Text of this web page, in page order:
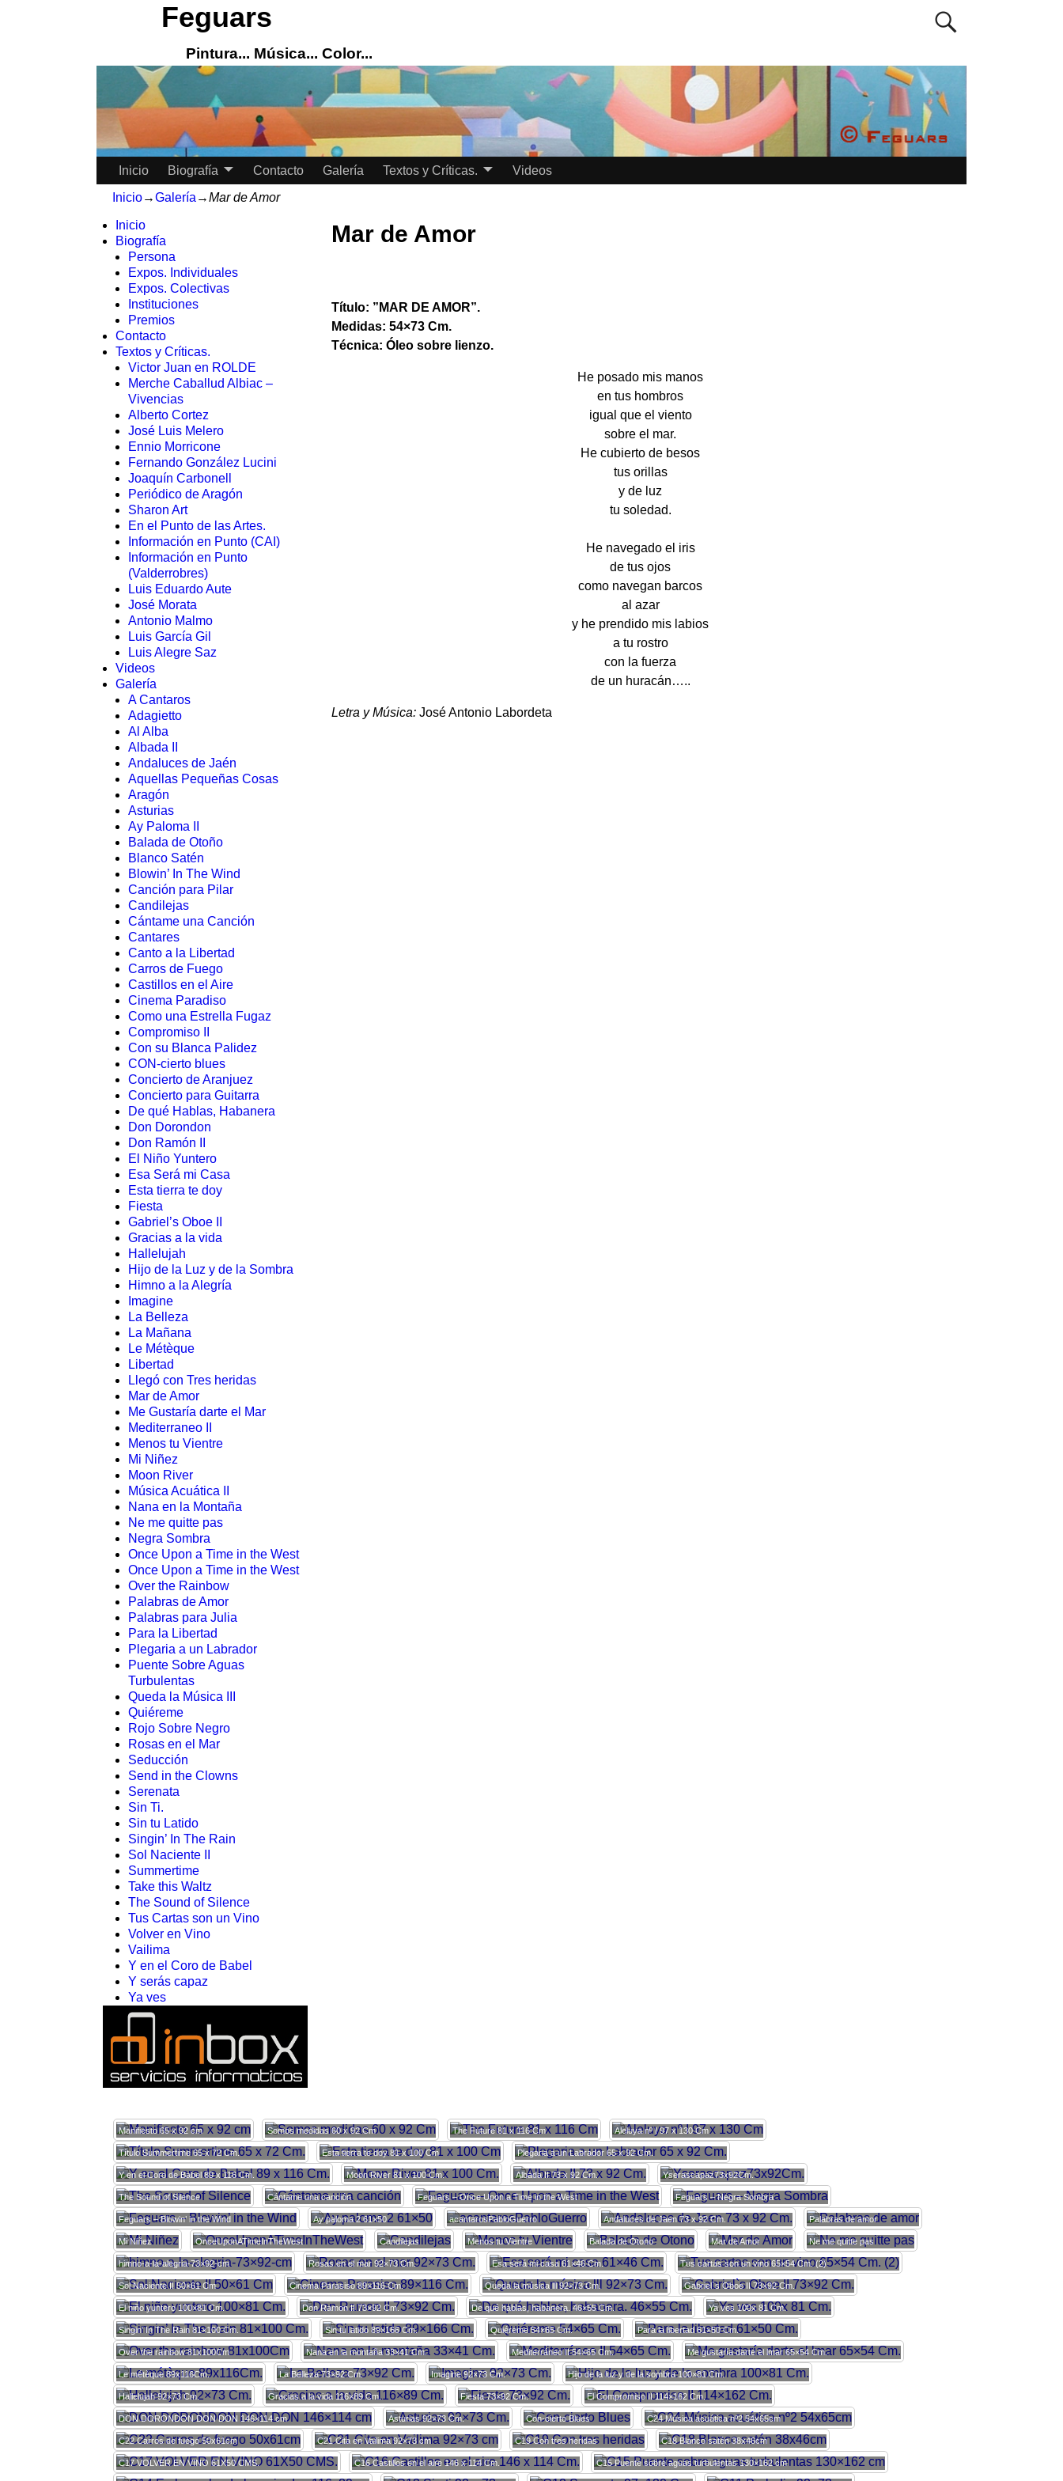
Feguars
Pintura... Música... Color...
Inicio Biografía Contacto Galería Textos y Críticas. Videos
Inicio→Galería →Mar de Amor
Mar de Amor
Título: ”MAR DE AMOR”.
Medidas: 54×73 Cm.
Técnica: Óleo sobre lienzo.
He posado mis manos
en tus hombros
igual que el viento
sobre el mar.
He cubierto de besos
tus orillas
y de luz
tu soledad.
He navegado el iris
de tus ojos
como navegan barcos
al azar
y he prendido mis labios
a tu rostro
con la fuerza
de un huracán…..
Letra y Música: José Antonio Labordeta
Inicio
Biografía
Persona
Expos. Individuales
Expos. Colectivas
Instituciones
Premios
Contacto
Textos y Críticas.
Victor Juan en ROLDE
Merche Caballud Albiac –
Vivencias
Alberto Cortez
José Luis Melero
Ennio Morricone
Fernando González Lucini
Joaquín Carbonell
Periódico de Aragón
Sharon Art
En el Punto de las Artes.
Información en Punto (CAI)
Información en Punto
(Valderrobres)
Luis Eduardo Aute
José Morata
Antonio Malmo
Luis García Gil
Luis Alegre Saz
Videos
Galería
A Cantaros
Adagietto
Al Alba
Albada II
Andaluces de Jaén
Aquellas Pequeñas Cosas
Aragón
Asturias
Ay Paloma II
Balada de Otoño
Blanco Satén
Blowin’ In The Wind
Canción para Pilar
Candilejas
Cántame una Canción
Cantares
Canto a la Libertad
Carros de Fuego
Castillos en el Aire
Cinema Paradiso
Como una Estrella Fugaz
Compromiso II
Con su Blanca Palidez
CON-cierto blues
Concierto de Aranjuez
Concierto para Guitarra
De qué Hablas, Habanera
Don Dorondon
Don Ramón II
El Niño Yuntero
Esa Será mi Casa
Esta tierra te doy
Fiesta
Gabriel’s Oboe II
Gracias a la vida
Hallelujah
Hijo de la Luz y de la Sombra
Himno a la Alegría
Imagine
La Belleza
La Mañana
Le Métèque
Libertad
Llegó con Tres heridas
Mar de Amor
Me Gustaría darte el Mar
Mediterraneo II
Menos tu Vientre
Mi Niñez
Moon River
Música Acuática II
Nana en la Montaña
Ne me quitte pas
Negra Sombra
Once Upon a Time in the West
Once Upon a Time in the West
Over the Rainbow
Palabras de Amor
Palabras para Julia
Para la Libertad
Plegaria a un Labrador
Puente Sobre Aguas
Turbulentas
Queda la Música III
Quiéreme
Rojo Sobre Negro
Rosas en el Mar
Seducción
Send in the Clowns
Serenata
Sin Ti.
Sin tu Latido
Singin’ In The Rain
Sol Naciente II
Summertime
Take this Waltz
The Sound of Silence
Tus Cartas son un Vino
Volver en Vino
Vailima
Y en el Coro de Babel
Y serás capaz
Ya ves
Manifiesto 65 x 92 cm Somos medidas 60 x 92 Cm The Future 81 x 116 Cm Aleluya nº I 97 x 130 Cm
Título Summertime 65 x 72 Cm. Esta tierra te doy 81 x 100 Cm Plegaria a un Labrador 65 x 92 Cm.
Y en el Coro de Babel 89 x 116 Cm. Moon River 81 x 100 Cm. Albada II 73 x 92 Cm. Yserascapaz73x92Cm.
The Sound of Silence Cántame una canción Feguars – Once Upon a Time in the West Feguars – Negra Sombra
Feguars – Blowin’ in the Wind Ay paloma 2 61×50 acantarosPabloGuerro Andaluces de Jaen 73 x 92 Cm. Palabras de amor
Mi Niñez OnceUponATimeInTheWest Candilejas Menos tu Vientre Balada de Otono Mar de Amor Ne me quitte pas
himno-a-la-alegria-73×92-cm Rosas en el mar 92×73 Cm. Esa será mi casa 61×46 Cm. Tus cartas son un vino 65×54 Cm. (2)
Sol Naciente II 50×61 Cm Cinema Parasiso 89×116 Cm. Queda la música lll 92×73 Cm. Gabriel`s Oboe II 73×92 Cm.
El niño yuntero 100×81 Cm. Don Ramon II 73×92 Cm. De qué hablas, habanera. 46×55 Cm. Ya ves 100x 81 Cm.
Singin’ In The Rain 81×100 Cm. Sin tu latido 89×166 Cm. Quiéreme 54×65 Cm. Para la libertad 61×50 Cm.
Over the rainbow 81x100Cm Nana en la montaña 33×41 Cm. Mediterráneo II 54×65 Cm. Me gustaría darte el lmar 65×54 Cm.
Le métèque 89x116Cm. La Belleza 73×92 Cm. Imagine 92×73 Cm. Hijo de la luz y de la sombra 100×81 Cm.
Hallelujah 92×73 Cm. Gracias a la vida 116×89 Cm. Fiesta 73×92 Cm. El Compromiso II 114×162 Cm.
DON DORONDON DON DON 146×114 cm Asturias 92×73 Cm. Con-cierto Blues C24 Música acuática nº2 54x65cm
C22 Carros de fuego 50x61cm C21 Cita en Vailima 92×73 cm C19 Con tres heridas C18 Blanco satén 38x46cm
C17 VOLVER EN VINO 61X50 CMS. C16 Castillos en el aire 146 x 114 Cm. C15 Puente sobre aguas turbulentas 130×162 cm